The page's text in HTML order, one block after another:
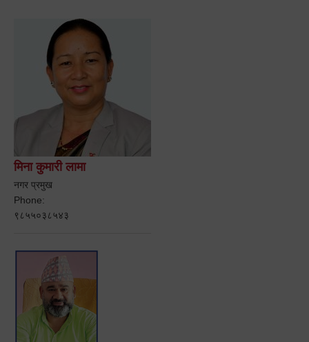
मिना कुमारी लामा
नगर प्रमुख
Phone:
९८५५०३८५४३